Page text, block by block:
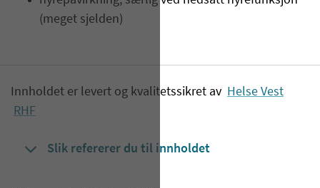
(meget sjelden)
Innholdet er levert og kvalitetssikret av Helse Vest
RHF
Slik refererer du til innholdet